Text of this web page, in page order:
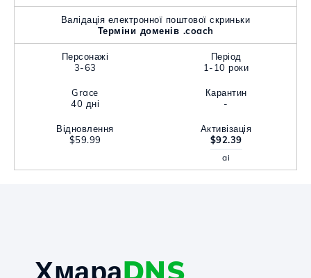
Валідація електронної поштової скриньки
Терміни доменів .coach
Персонажі
3-63
Період
1-10 роки
Grace
40 дні
Карантин
-
Відновлення
$59.99
Активізація
$92.39
ai
ХмараDNS